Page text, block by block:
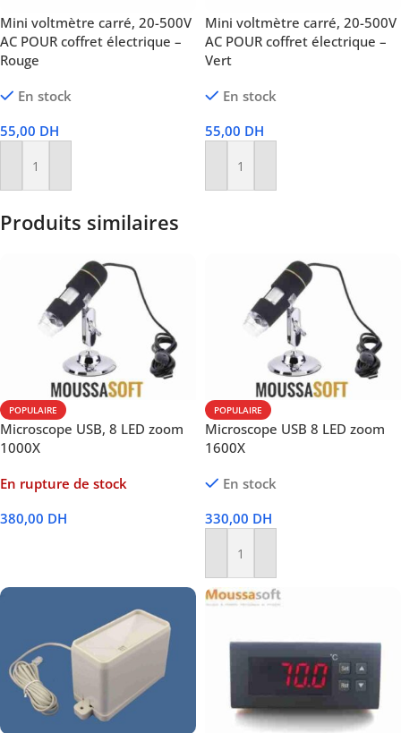
Mini voltmètre carré, 20-500V
AC POUR coffret électrique –
Rouge
En stock
55,00 DH
Ajouter Au Panier
Mini voltmètre carré, 20-500V
AC POUR coffret électrique –
Vert
En stock
55,00 DH
Ajouter Au Panier
Produits similaires
POPULAIRE
Microscope USB, 8 LED zoom
1000X
En rupture de stock
380,00 DH
POPULAIRE
Microscope USB 8 LED zoom
1600X
En stock
330,00 DH
Ajouter Au Panier